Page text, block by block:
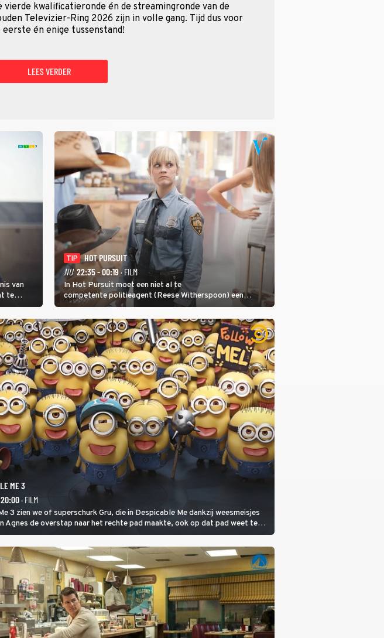
vierde kwalificatieronde én de streamingronde van de
Televizier-Ring 2026 zijn in volle gang. Tijd dus voor
eerste én enige tussenstand!
LEES VERDER
van
te
TIP
HOT PURSUIT
NU 22:35 - 00:19· FILM
In Hot Pursuit moet een niet al te
competente politieagent (Reese Witherspoon) een
Latijns-Amerikaans gangsterliefje (Sofía Vergara)
beschermen tegen corrupte agenten en moordlustige
maffiatypes.
ME 3
· FILM
3 zien we of superschurk Gru, die in Despicable Me dankzij weesmeisjes
Agnes de overstap naar het rechte pad maakte, ook op dat pad weet te